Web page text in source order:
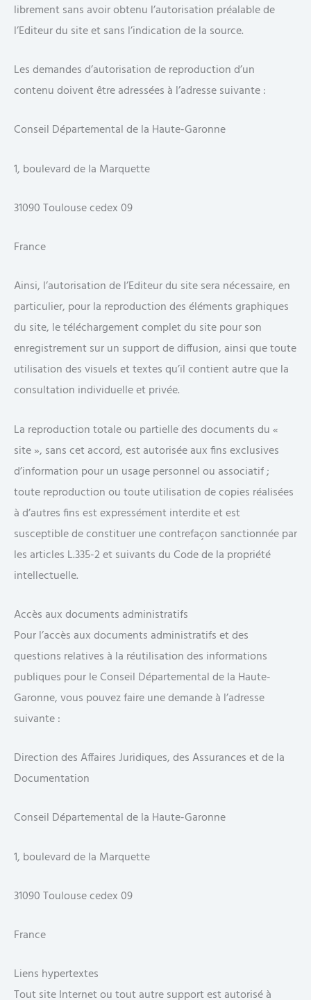
librement sans avoir obtenu l’autorisation préalable de
l’Editeur du site et sans l’indication de la source.
Les demandes d’autorisation de reproduction d’un
contenu doivent être adressées à l’adresse suivante :
Conseil Départemental de la Haute-Garonne
1, boulevard de la Marquette
31090 Toulouse cedex 09
France
Ainsi, l’autorisation de l’Editeur du site sera nécessaire, en
particulier, pour la reproduction des éléments graphiques
du site, le téléchargement complet du site pour son
enregistrement sur un support de diffusion, ainsi que toute
utilisation des visuels et textes qu’il contient autre que la
consultation individuelle et privée.
La reproduction totale ou partielle des documents du «
site », sans cet accord, est autorisée aux fins exclusives
d’information pour un usage personnel ou associatif ;
toute reproduction ou toute utilisation de copies réalisées
à d’autres fins est expressément interdite et est
susceptible de constituer une contrefaçon sanctionnée par
les articles L.335-2 et suivants du Code de la propriété
intellectuelle.
Accès aux documents administratifs
Pour l’accès aux documents administratifs et des
questions relatives à la réutilisation des informations
publiques pour le Conseil Départemental de la Haute-
Garonne, vous pouvez faire une demande à l’adresse
suivante :
Direction des Affaires Juridiques, des Assurances et de la
Documentation
Conseil Départemental de la Haute-Garonne
1, boulevard de la Marquette
31090 Toulouse cedex 09
France
Liens hypertextes
Tout site Internet ou tout autre support est autorisé à